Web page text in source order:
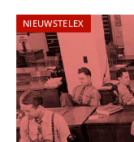
NIEUWSTELEX